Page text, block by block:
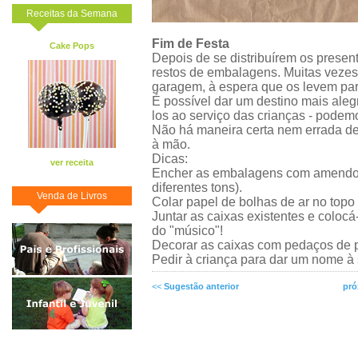
Receitas da Semana
Cake Pops
ver receita
Venda de Livros
Fim de Festa
Depois de se distribuírem os
restos de embalagens. Muitas
garagem, à espera que os levem
É possível dar um destino mais
los ao serviço das crianças -
Não há maneira certa nem errada
à mão.
Dicas:
Encher as embalagens com
diferentes tons).
Colar papel de bolhas de ar no
Juntar as caixas existentes e
do "músico"!
Decorar as caixas com pedaços de
Pedir à criança para dar um nome
<< Sugestão anterior